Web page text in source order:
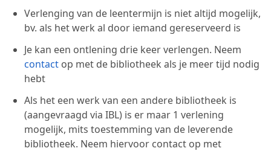
Verlenging van de leentermijn is niet altijd mogelijk,
bv. als het werk al door iemand gereserveerd is
Je kan een ontlening drie keer verlengen. Neem
contact op met de bibliotheek als je meer tijd nodig
hebt
Als het een werk van een andere bibliotheek is
(aangevraagd via IBL) is er maar 1 verlening
mogelijk, mits toestemming van de leverende
bibliotheek. Neem hiervoor contact op met